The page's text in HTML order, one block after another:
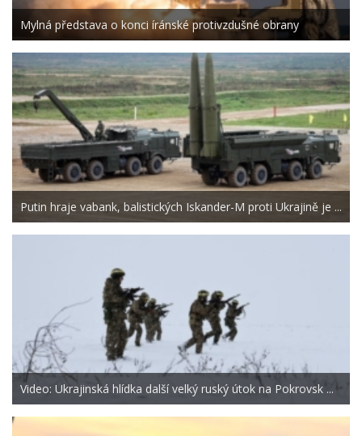
Mylná představa o konci íránské protivzdušné obrany
Putin hraje vabank, balistických Iskander-M proti Ukrajině je ...
Video: Ukrajinská hlídka další velký ruský útok na Pokrovsk ...